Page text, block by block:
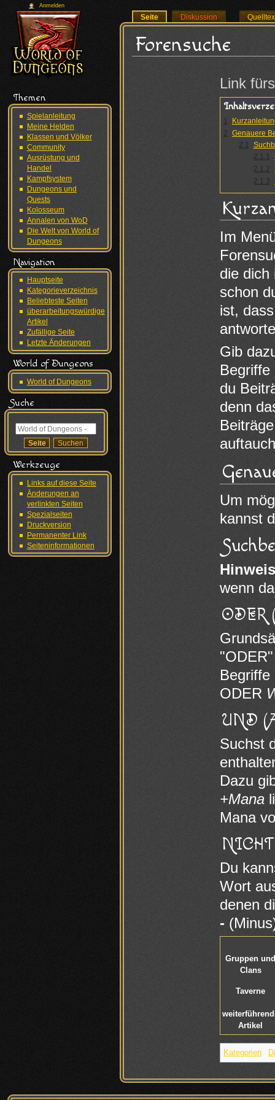
Forensuche
Link
1
2 Genauere
2.1
2.1.1
2.1.2
2.1.3
Im
die dich
schon
ist,
Gib
du
denn
Um
kannst
wenn
ODER
ODER
UND
Suchst
Dazu
+Mana
Mana
Du
Wort
denen
-
Gruppen und
Clans
Taverne
Artikel
Kategorien
Seite Diskussion
Anmelden
Themen
Spielanleitung
Meine Helden
Klassen und Völker
Community
Ausrüstung und
Handel
Kampfsystem
Dungeons und
Quests
Kolosseum
Annalen von WoD
Die Welt von World of
Dungeons
Navigation
Hauptseite
Kategorieverzeichnis
Beliebteste Seiten
überarbeitungswürdige
Artikel
Zufällige Seite
Letzte Änderungen
World of Dungeons
World of Dungeons
Suche
Werkzeuge
Links auf diese Seite
Änderungen an
verlinkten Seiten
Spezialseiten
Druckversion
Permanenter Link
Seiten­informationen